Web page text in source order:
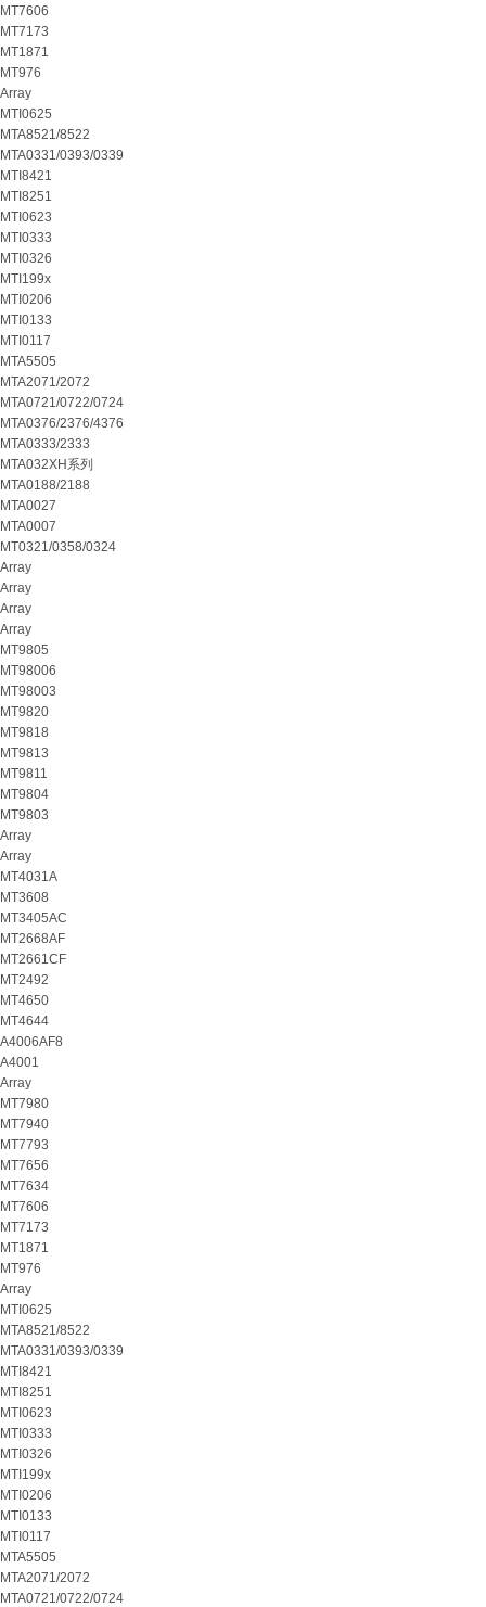
MT7606
MT7173
MT1871
MT976
Array
MTI0625
MTA8521/8522
MTA0331/0393/0339
MTI8421
MTI8251
MTI0623
MTI0333
MTI0326
MTI199x
MTI0206
MTI0133
MTI0117
MTA5505
MTA2071/2072
MTA0721/0722/0724
MTA0376/2376/4376
MTA0333/2333
MTA032XH系列
MTA0188/2188
MTA0027
MTA0007
MT0321/0358/0324
Array
Array
Array
Array
MT9805
MT98006
MT98003
MT9820
MT9818
MT9813
MT9811
MT9804
MT9803
Array
Array
MT4031A
MT3608
MT3405AC
MT2668AF
MT2661CF
MT2492
MT4650
MT4644
A4006AF8
A4001
Array
MT7980
MT7940
MT7793
MT7656
MT7634
MT7606
MT7173
MT1871
MT976
Array
MTI0625
MTA8521/8522
MTA0331/0393/0339
MTI8421
MTI8251
MTI0623
MTI0333
MTI0326
MTI199x
MTI0206
MTI0133
MTI0117
MTA5505
MTA2071/2072
MTA0721/0722/0724